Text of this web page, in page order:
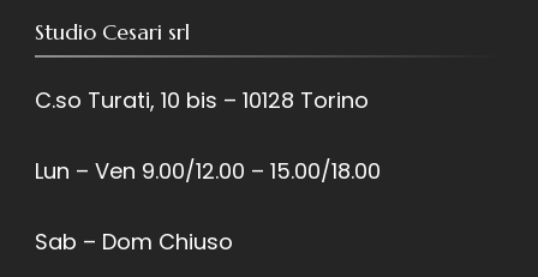
Studio Cesari srl
C.so Turati, 10 bis – 10128 Torino
Lun – Ven 9.00/12.00 – 15.00/18.00
Sab – Dom Chiuso